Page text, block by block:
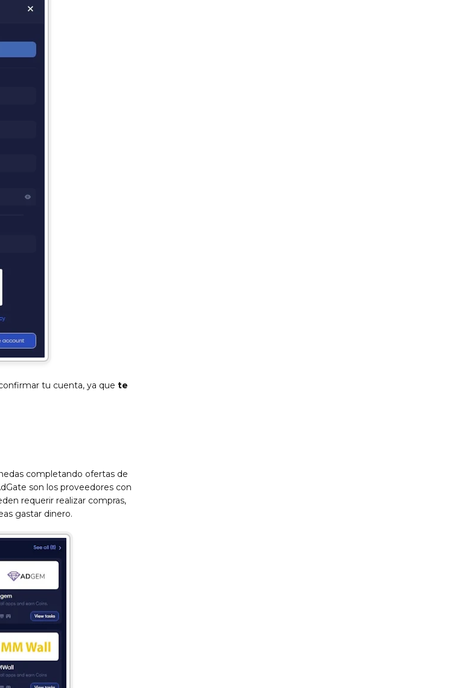
tu cuenta, ya que te
completando ofertas de
son los proveedores con
requerir realizar compras,
gastar dinero.